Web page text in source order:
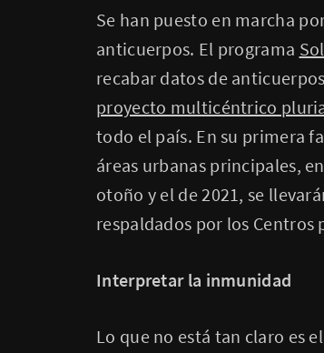
Se han puesto en marcha
anticuerpos. El programa
recabar datos de
proyecto multicéntrico
todo el país. En su primera
áreas urbanas principales,
otoño y el de 2021, se
respaldados por los Centros
Interpretar la inmunidad
Lo que no está tan claro es